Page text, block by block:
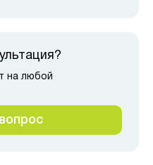
на любой